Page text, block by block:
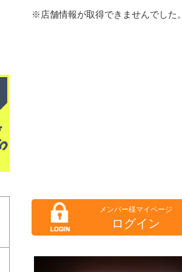
※店舗情報が取得できませんでした。
ログイン